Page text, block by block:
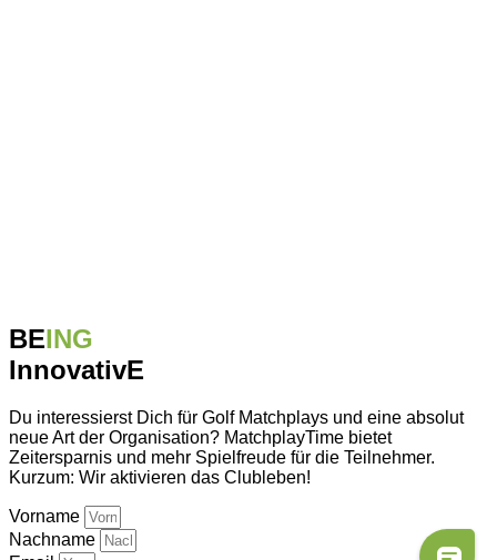
BEING
InnovativE
Du interessierst Dich für Golf Matchplays und eine absolut
neue Art der Organisation? MatchplayTime bietet
Zeitersparnis und mehr Spielfreude für die Teilnehmer.
Kurzum: Wir aktivieren das Clubleben!
Vorname
Nachname